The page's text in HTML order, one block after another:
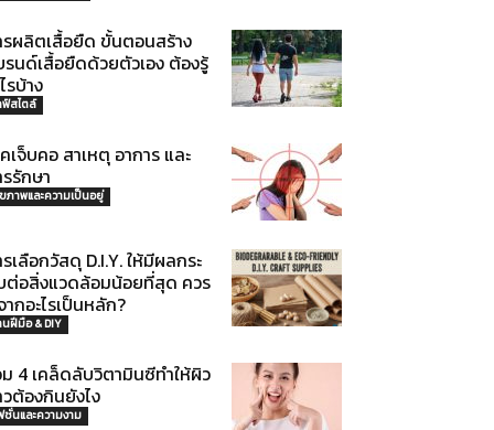
รผลิตเสื้อยืด ขั้นตอนสร้าง
รนด์เสื้อยืดด้วยตัวเอง ต้องรู้
รบ้าง
ฟ์สไตล์
เจ็บคอ สาเหตุ อาการ และ
รักษา
ภาพและความเป็นอยู่
เลือกวัสดุ D.I.Y. ให้มีผลกระ
ต่อสิ่งแวดล้อมน้อยที่สุด ควร
กอะไรเป็นหลัก?
นฝีมือ & DIY
ม 4 เคล็ดลับวิตามินซีทำให้ผิว
ต้องกินยังไง
ชั่นและความงาม